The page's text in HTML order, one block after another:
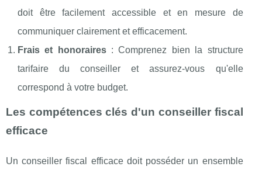
doit être facilement accessible et en mesure de
communiquer clairement et efficacement.
Frais et honoraires: Comprenez bien la structure
tarifaire du conseiller et assurez-vous qu'elle
correspond à votre budget.
Les compétences clés d'un conseiller fiscal
efficace
Un conseiller fiscal efficace doit posséder un ensemble